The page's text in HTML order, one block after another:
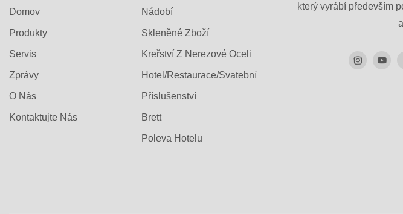
Domov
Produkty
Servis
Zprávy
O Nás
Kontaktujte Nás
Nádobí
Skleněné Zboží
Kreřství Z Nerezové Oceli
Hotel/restaurace/svatební
Příslušenství
Brett
Poleva Hotelu
který vyrábí především